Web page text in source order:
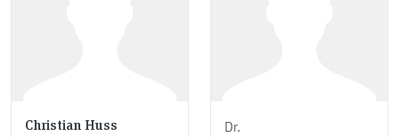
Christian Huss Dr.